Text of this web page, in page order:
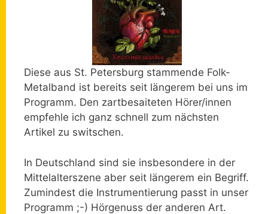
Diese aus St. Petersburg stammende Folk-
Metalband ist bereits seit längerem bei uns im
Programm. Den zartbesaiteten Hörer/innen
empfehle ich ganz schnell zum nächsten
Artikel zu switschen.
In Deutschland sind sie insbesondere in der
Mittelalterszene aber seit längerem ein Begriff.
Zumindest die Instrumentierung passt in unser
Programm ;-) Hörgenuss der anderen Art.